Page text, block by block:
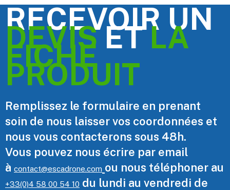
RECEVOIR UN
DEVISETLA
FICHE
PRODUIT
Remplissez le formulaire en prenant
soin de nous laisser vos coordonnées et
nous vous contacterons sous 48h.
Vous pouvez nous écrire par email
à contact@escadrone.com ou nous téléphoner au
+33(0)4 58 00 54 10 du lundi au vendredi de